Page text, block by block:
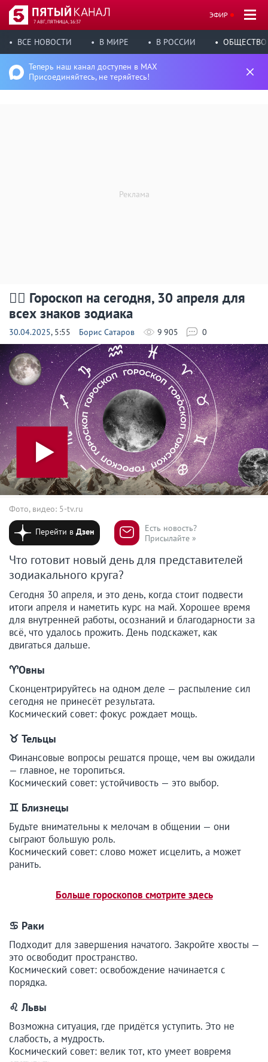
7 АВГ, ПЯТНИЦА, 16:37
ЭФИР
ВСЕ НОВОСТИ В МИРЕ В РОССИИ ОБЩЕСТВО
Теперь наш канал доступен в MAX
Присоединяйтесь, не теряйтесь!
🧙‍♀ Гороскоп на сегодня, 30 апреля для
всех знаков зодиака
30.04.2025, 5:55 Борис Сатаров 9 905 0
Фото, видео: 5-tv.ru
Перейти вДзен
Есть новость?
Присылайте »
Что готовит новый день для представителей
зодиакального круга?
Сегодня 30 апреля, и это день, когда стоит подвести
итоги апреля и наметить курс на май. Хорошее время
для внутренней работы, осознаний и благодарности за
всё, что удалось прожить. День подскажет, как
двигаться дальше.
♈️Овны
Сконцентрируйтесь на одном деле — распыление сил
сегодня не принесёт результата.
Космический совет: фокус рождает мощь.
♉ Тельцы
Финансовые вопросы решатся проще, чем вы ожидали
— главное, не торопиться.
Космический совет: устойчивость — это выбор.
♊ Близнецы
Будьте внимательны к мелочам в общении — они
сыграют большую роль.
Космический совет: слово может исцелить, а может
ранить.
Больше гороскопов смотрите здесь
♋ Раки
Подходит для завершения начатого. Закройте хвосты —
это освободит пространство.
Космический совет: освобождение начинается с
порядка.
♌ Львы
Возможна ситуация, где придётся уступить. Это не
слабость, а мудрость.
Космический совет: велик тот, кто умеет вовремя